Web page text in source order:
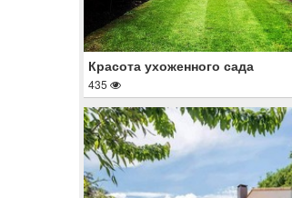
Красота ухоженного сада
435